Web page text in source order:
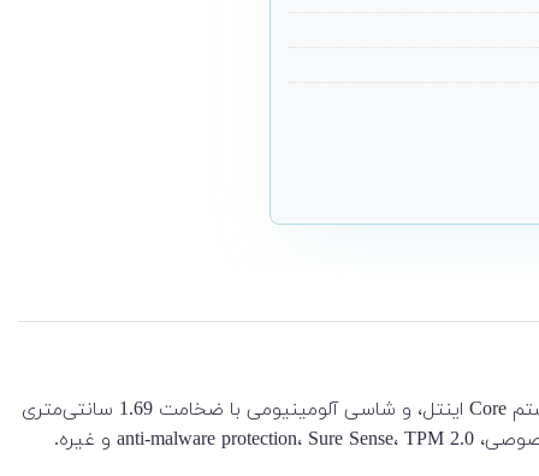
لپ تاپ HP مدل EliteBook x360 1040 G6 یک لپ تاپ 14 اینچی قابل تبدیل است. EliteBook x360 1040 G6 مجهز به پردازنده نسل هشتم Core اینتل، و شاسی آلومینیومی با ضخامت 1.69 سانتی‌متری